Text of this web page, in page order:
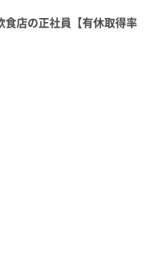
食店の正社員【有休取得率